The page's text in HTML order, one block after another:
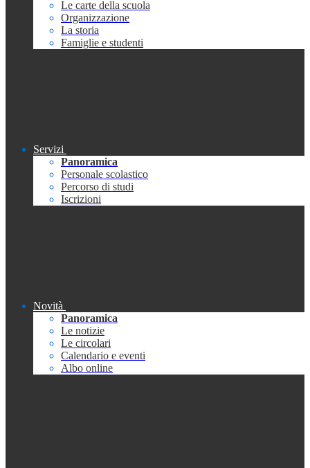
Le carte della scuola
Organizzazione
La storia
Famiglie e studenti
Servizi
Panoramica
Personale scolastico
Percorso di studi
Iscrizioni
Novità
Panoramica
Le notizie
Le circolari
Calendario e eventi
Albo online